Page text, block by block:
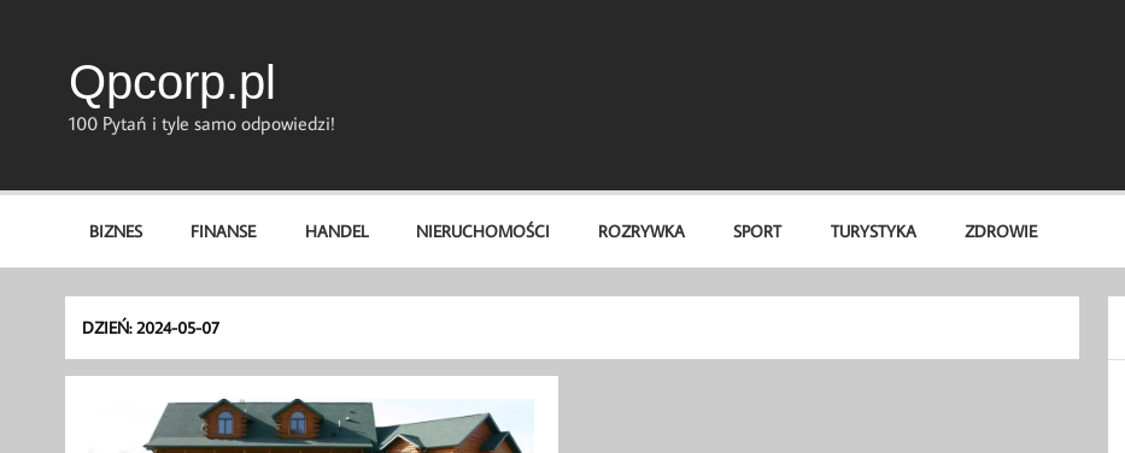
Qpcorp.pl
100 Pytań i tyle samo odpowiedzi!
BIZNES FINANSE HANDEL NIERUCHOMOŚCI ROZRYWKA SPORT TURYSTYKA ZDROWIE
DZIEŃ:2024-05-07